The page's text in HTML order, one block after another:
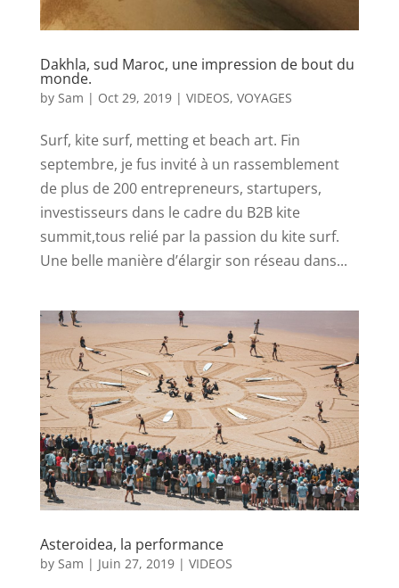
Dakhla, sud Maroc, une impression de bout du
monde.
by Sam | Oct 29, 2019| VIDEOS, VOYAGES
Surf, kite surf, metting et beach art. Fin
septembre, je fus invité à un rassemblement
de plus de 200 entrepreneurs, startupers,
investisseurs dans le cadre du B2B kite
summit,tous relié par la passion du kite surf.
Une belle manière d’élargir son réseau dans...
Asteroidea, la performance
by Sam | Juin 27, 2019| VIDEOS